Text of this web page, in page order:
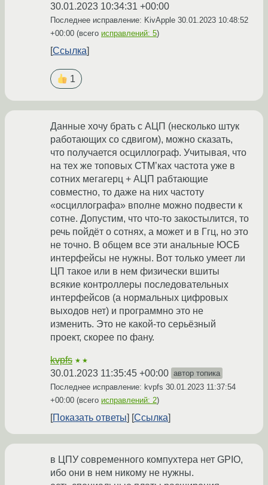
30.01.2023 10:34:31 +00:00
Последнее исправление: KivApple 30.01.2023 10:48:52
+00:00 (всего исправлений: 5)
Ссылка
1
Данные хочу брать с АЦП (несколько штук
работающих со сдвигом), можно сказать,
что получается осциллограф. Учитывая, что
на тех же топовых СТМ’ках частота уже в
сотних мегагерц + АЦП рабтающие
совместно, то даже на них частоту
«осциллографа» вполне можно подвести к
сотне. Допустим, что что-то закостылится, то
речь пойдёт о сотнях, а может и в Ггц, но это
не точно. В общем все эти анальные ЮСБ
интерфейсы не нужны. Вот только умеет ли
ЦП такое или в нем физически вшиты
всякие контроллеры последовательных
интерфейсов (а нормальных цифровых
выходов нет) и программно это не
изменить. Это не какой-то серьёзный
проект, скорее по фану.
kvpfs ★★
30.01.2023 11:35:45 +00:00 автор топика
Последнее исправление: kvpfs 30.01.2023 11:37:54
+00:00 (всего исправлений: 2)
Показать ответы Ссылка
в ЦПУ современного компухтера нет GPIO,
ибо они в нем никому не нужны.